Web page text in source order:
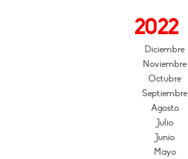
2022
Diciembre
Noviembre
Octubre
Septiembre
Agosto
Julio
Junio
Mayo